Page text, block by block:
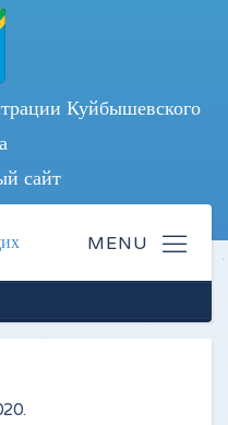
Куйбышевского
сайт
.